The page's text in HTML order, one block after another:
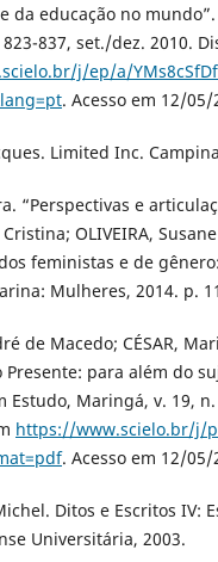
da educação no
837, set./dez. 2010.
j/ep/a/
. Acesso em 12/05/
Limited Inc.
“Perspectivas e
Cristina; OLIVEIRA,
feministas e de
Mulheres, 2014. p.
de Macedo; CÉSAR,
Presente: para além do
Estudo, Maringá, v. 19,
https://www.scielo.br/j/
. Acesso em 12/05/
Ditos e Escritos IV:
Universitária, 2003.